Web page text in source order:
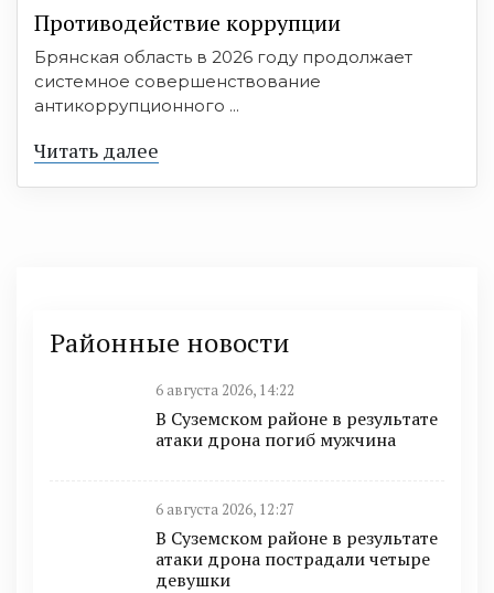
Противодействие коррупции
Брянская область в 2026 году продолжает
системное совершенствование
антикоррупционного ...
Читать далее
Районные новости
6 августа 2026, 14:22
В Суземском районе в результате
атаки дрона погиб мужчина
6 августа 2026, 12:27
В Суземском районе в результате
атаки дрона пострадали четыре
девушки